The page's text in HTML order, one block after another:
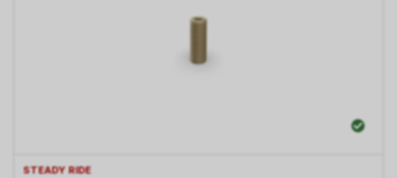
STEADY RIDE